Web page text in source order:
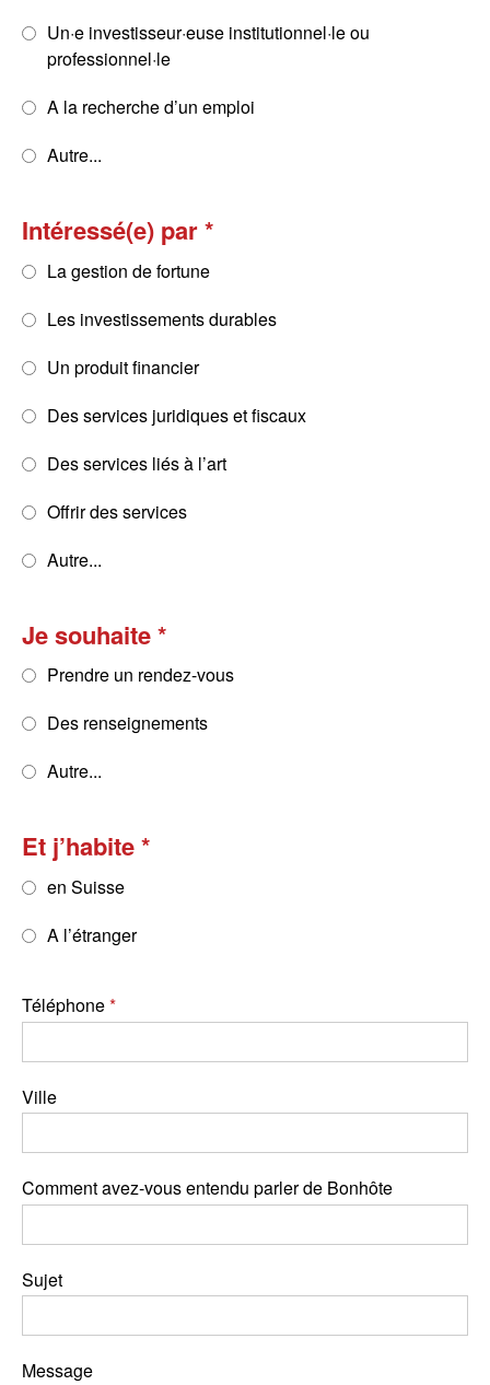
Un·e investisseur·euse institutionnel·le ou
professionnel·le
A la recherche d’un emploi
Autre...
Intéressé(e) par
La gestion de fortune
Les investissements durables
Un produit financier
Des services juridiques et fiscaux
Des services liés à l’art
Offrir des services
Autre...
Je souhaite
Prendre un rendez-vous
Des renseignements
Autre...
Et j’habite
en Suisse
A l’étranger
Téléphone
Ville
Comment avez-vous entendu parler de Bonhôte
Sujet
Message